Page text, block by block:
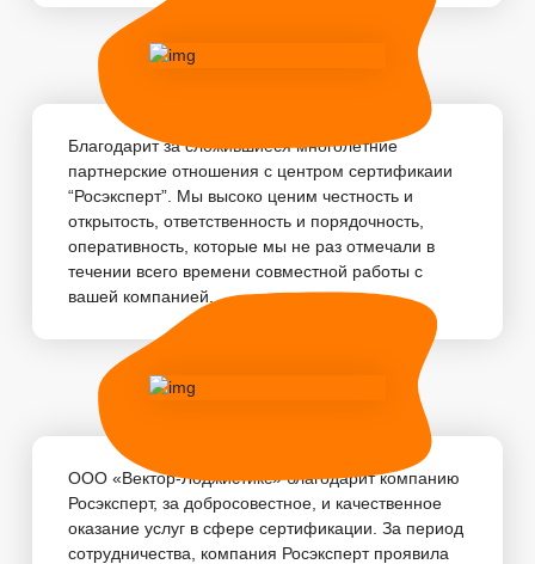
Благодарит за сложившиеся многолетние
партнерские отношения с центром сертификаии
“Росэксперт”. Мы высоко ценим честность и
открытость, ответственность и порядочность,
оперативность, которые мы не раз отмечали в
течении всего времени совместной работы с
вашей компанией. ...
ООО «Вектор-Лоджистикс» благодарит компанию
Росэксперт, за добросовестное, и качественное
оказание услуг в сфере сертификации. За период
сотрудничества, компания Росэксперт проявила